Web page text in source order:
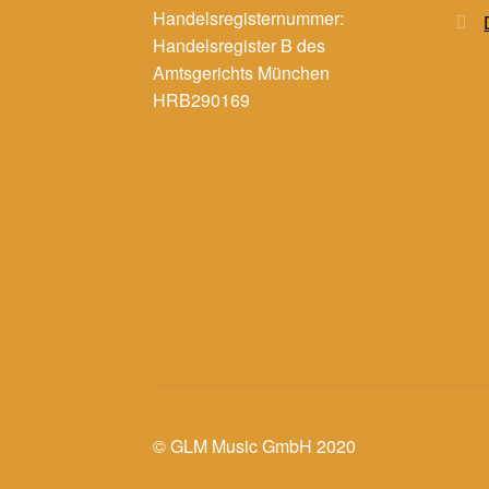
Handelsregisternummer:
Handelsregister B des
Amtsgerichts München
HRB290169
© GLM Music GmbH 2020